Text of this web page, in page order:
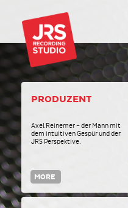
PRODUZENT
Axel Reinemer – der Mann mit
dem intuitiven Gespür und der
JRS Perspektive.
MORE